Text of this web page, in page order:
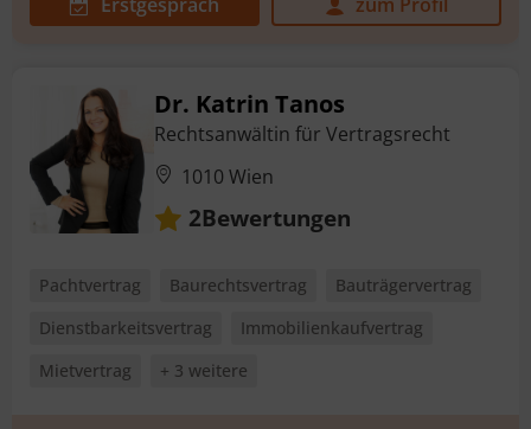
Erstgespräch zum Profil
Dr. Katrin Tanos
Rechtsanwältin für Vertragsrecht
1010 Wien
2Bewertungen
Pachtvertrag Baurechtsvertrag
Bauträgervertrag
Dienstbarkeitsvertrag
Immobilienkaufvertrag
Mietvertrag
+ 3 weitere